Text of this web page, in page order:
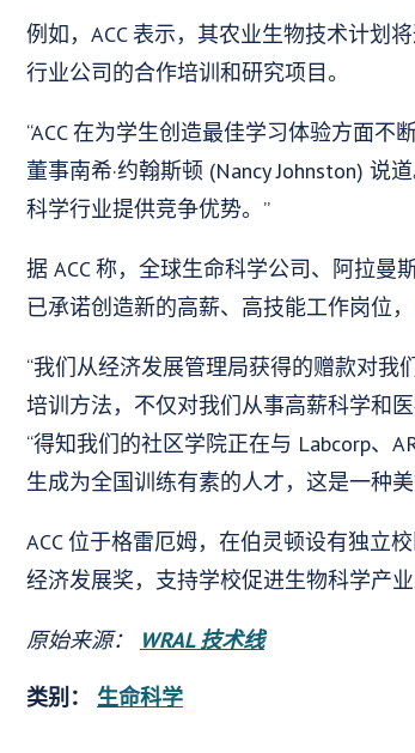
例如，ACC 表示，其农业生物技术计划
行业公司的合作培训和研究项目。
“ACC 在为学生创造最佳学习体验方面
董事南希·约翰斯顿 (Nancy Johnston)
科学行业提供竞争优势。”
据 ACC 称，全球生命科学公司、阿拉曼
已承诺创造新的高薪、高技能工作岗位，
“我们从经济发展管理局获得的赠款对
培训方法，不仅对我们从事高薪科学和
“得知我们的社区学院正在与 Labcorp、
生成为全国训练有素的人才，这是一种
ACC 位于格雷厄姆，在伯灵顿设有独立
经济发展奖，支持学校促进生物科学产业
原始来源： WRAL 技术线
类别： 生命科学